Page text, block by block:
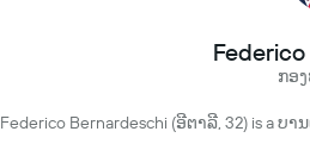
ກອ
Federico Bernardeschi (ອີຕາລີ, 32) is a ບ